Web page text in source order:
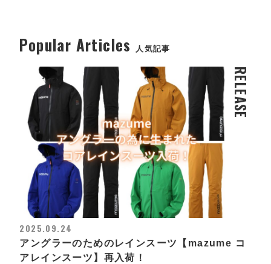
Popular Articles 人気記事
RELEASE
2025.09.24
アングラーのためのレインスーツ【mazume コ
アレインスーツ】再入荷！